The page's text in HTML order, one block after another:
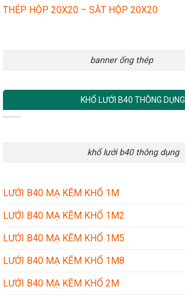
THÉP HỘP 20X20 – SẮT HỘP 20X20
banner ống thép
KHỔ LƯỚI B40 THÔNG DỤNG
khổ lưới b40 thông dụng
LƯỚI B40 MẠ KẼM KHỔ 1M
LƯỚI B40 MẠ KẼM KHỔ 1M2
LƯỚI B40 MẠ KẼM KHỔ 1M5
LƯỚI B40 MẠ KẼM KHỔ 1M8
LƯỚI B40 MẠ KẼM KHỔ 2M